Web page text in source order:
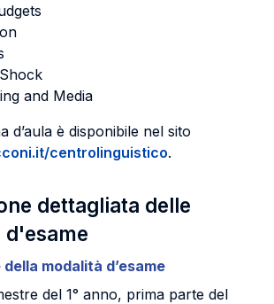
and Media
d’aula è disponibile nel sito
centrolinguistico.
dettagliata delle
d'esame
modalità d’esame
del 1° anno, prima parte del